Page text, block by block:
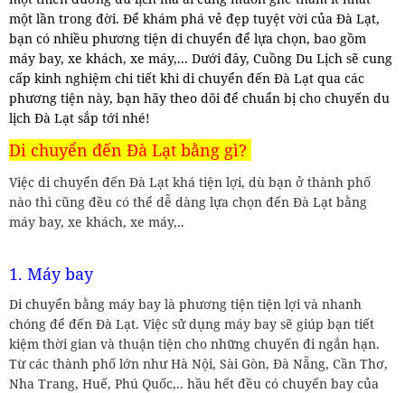
một lần trong đời. Để khám phá vẻ đẹp tuyệt vời của Đà Lạt,
bạn có nhiều phương tiện di chuyển để lựa chọn, bao gồm
máy bay, xe khách, xe máy,... Dưới đây, Cuồng Du Lịch sẽ cung
cấp kinh nghiệm chi tiết khi di chuyển đến Đà Lạt qua các
phương tiện này, bạn hãy theo dõi để chuẩn bị cho chuyến du
lịch Đà Lạt sắp tới nhé!
Di chuyển đến Đà Lạt bằng gì?
Việc di chuyển đến Đà Lạt khá tiện lợi, dù bạn ở thành phố
nào thì cũng đều có thể dễ dàng lựa chọn đến Đà Lạt bằng
máy bay, xe khách, xe máy,..
1. Máy bay
Di chuyển bằng máy bay là phương tiện tiện lợi và nhanh
chóng để đến Đà Lạt. Việc sử dụng máy bay sẽ giúp bạn tiết
kiệm thời gian và thuận tiện cho những chuyến đi ngắn hạn.
Từ các thành phố lớn như Hà Nội, Sài Gòn, Đà Nẵng, Cần Thơ,
Nha Trang, Huế, Phú Quốc,.. hầu hết đều có chuyến bay của